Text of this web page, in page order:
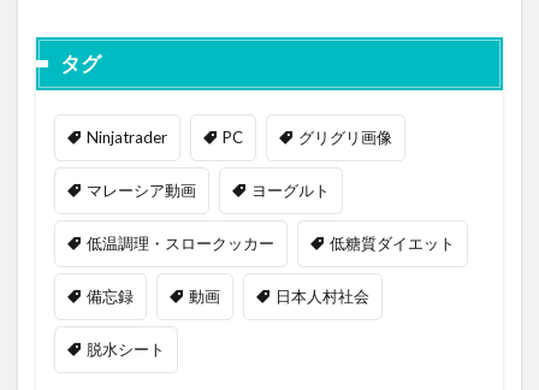
タグ
Ninjatrader PC グリグリ画像
マレーシア動画 ヨーグルト
低温調理・スロークッカー 低糖質ダイエット
備忘録 動画 日本人村社会
脱水シート